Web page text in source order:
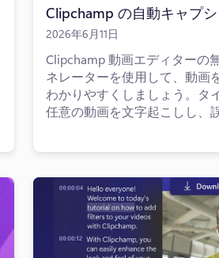
Clipchamp の自動キャプ
2026年6月11日
Clipchamp 動画エディターの
ネレーターを使用して、動画
わかりやすくしましょう。タ
任意の動画を文字起こしし、